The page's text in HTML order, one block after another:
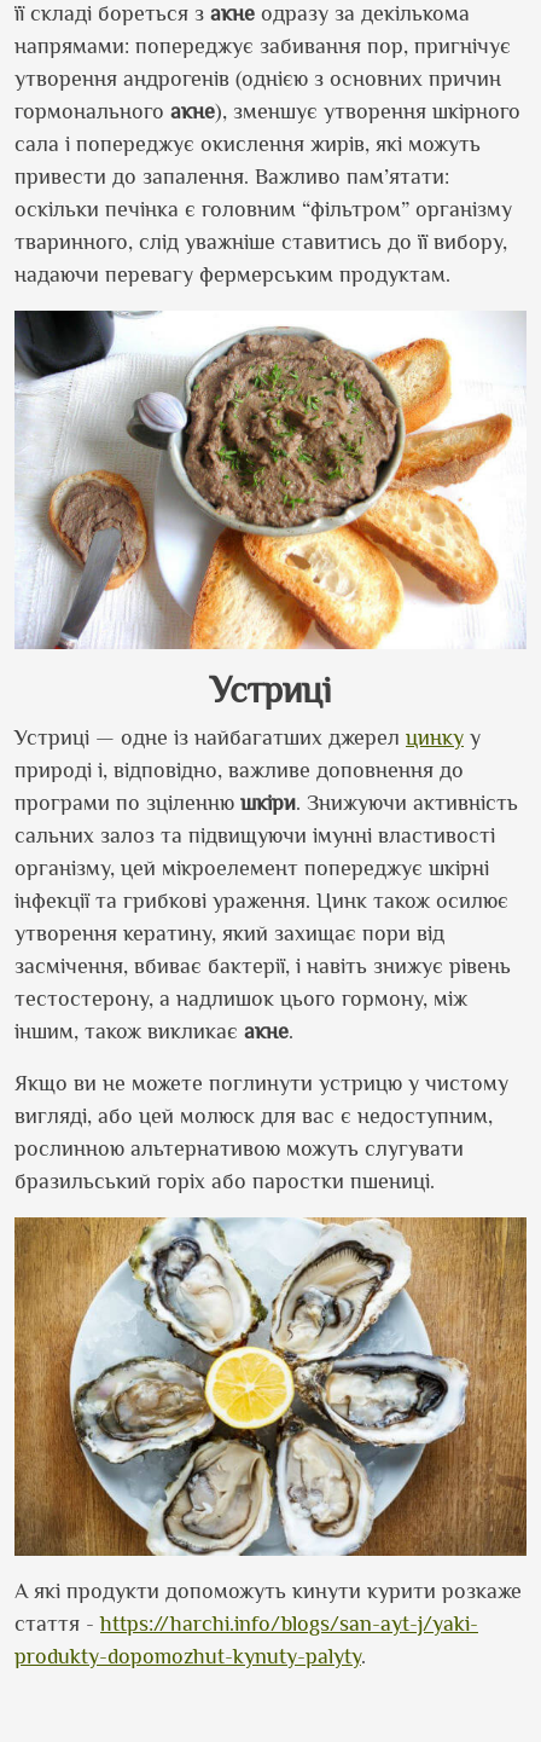
її складі бореться з акне одразу за декількома
напрямами: попереджує забивання пор, пригнічує
утворення андрогенів (однією з основних причин
гормонального акне), зменшує утворення шкірного
сала і попереджує окислення жирів, які можуть
привести до запалення. Важливо пам’ятати:
оскільки печінка є головним “фільтром” організму
тваринного, слід уважніше ставитись до її вибору,
надаючи перевагу фермерським продуктам.
Устриці
Устриці — одне із найбагатших джерел цинку у
природі і, відповідно, важливе доповнення до
програми по зціленню шкіри. Знижуючи активність
сальних залоз та підвищуючи імунні властивості
організму, цей мікроелемент попереджує шкірні
інфекції та грибкові ураження. Цинк також осилює
утворення кератину, який захищає пори від
засмічення, вбиває бактерії, і навіть знижує рівень
тестостерону, а надлишок цього гормону, між
іншим, також викликає акне.
Якщо ви не можете поглинути устрицю у чистому
вигляді, або цей молюск для вас є недоступним,
рослинною альтернативою можуть слугувати
бразильський горіх або паростки пшениці.
А які продукти допоможуть кинути курити розкаже
стаття -https://harchi.info/blogs/san-ayt-j/yaki-
produkty-dopomozhut-kynuty-palyty.